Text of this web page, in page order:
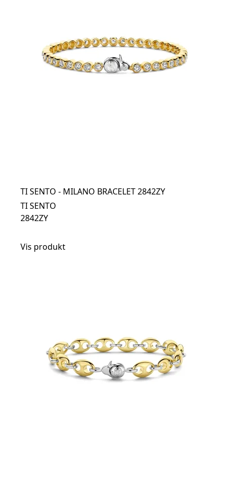
TI SENTO - MILANO BRACELET 2842ZY
TI SENTO
2842ZY
Vis produkt